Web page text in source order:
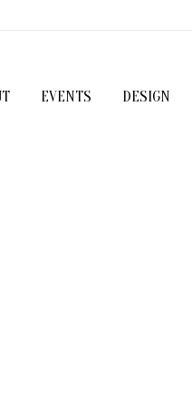
EVENTS DESIGN